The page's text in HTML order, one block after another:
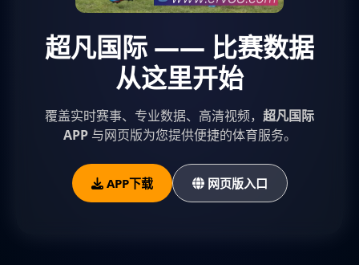
超凡国际 —— 比赛数据
从这里开始
覆盖实时赛事、专业数据、高清视频， 超凡国际
APP与网页版为您提供便捷的体育服务。
APP下载 网页版入口